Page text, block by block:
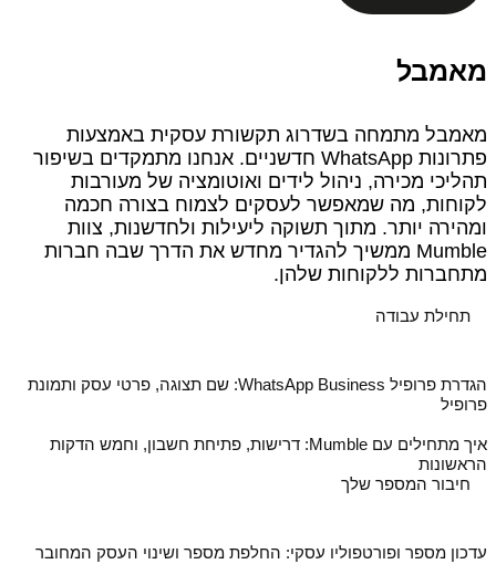
מאמבל
מאמבל מתמחה בשדרוג תקשורת עסקית באמצעות
פתרונות WhatsApp חדשניים. אנחנו מתמקדים בשיפור
תהליכי מכירה, ניהול לידים ואוטומציה של מעורבות
לקוחות, מה שמאפשר לעסקים לצמוח בצורה חכמה
ומהירה יותר. מתוך תשוקה ליעילות ולחדשנות, צוות
Mumble ממשיך להגדיר מחדש את הדרך שבה חברות
מתחברות ללקוחות שלהן.
תחילת עבודה
הגדרת פרופיל WhatsApp Business: שם תצוגה, פרטי עסק ותמונת
פרופיל
איך מתחילים עם Mumble: דרישות, פתיחת חשבון, וחמש הדקות
הראשונות
חיבור המספר שלך
עדכון מספר ופורטפוליו עסקי: החלפת מספר ושינוי העסק המחובר